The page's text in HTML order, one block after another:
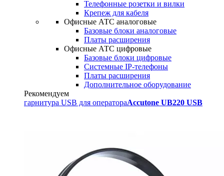
Телефонные розетки и вилки
Крепеж для кабеля
Офисные АТС аналоговые
Базовые блоки аналоговые
Платы расширения
Офисные АТС цифровые
Базовые блоки цифровые
Системные IP-телефоны
Платы расширения
Дополнительное оборудование
Рекомендуем
гарнитура USB для оператораAccutone UB220 USB